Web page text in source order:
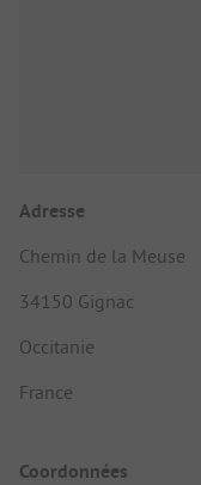
Adresse
Chemin de la Meuse
34150 Gignac
Occitanie
France
Coordonnées